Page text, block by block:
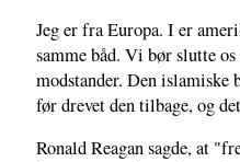
Jeg er fra Europa. I er
samme båd. Vi bør slutte
modstander. Den islamiske
før drevet den tilbage, og
Ronald Reagan sagde, at